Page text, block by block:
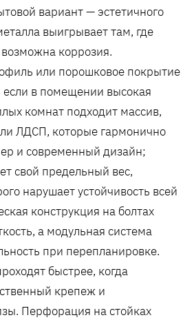
вариант — эстетичного
выигрывает там, где
коррозия.
или порошковое покрытие
в помещении высокая
комнат подходит массив,
ЛДСП, которые гармонично
и современный дизайн;
свой предельный вес,
нарушает устойчивость всей
конструкция на болтах
а модульная система
при перепланировке.
быстрее, когда
крепеж и
Перфорация на стойках